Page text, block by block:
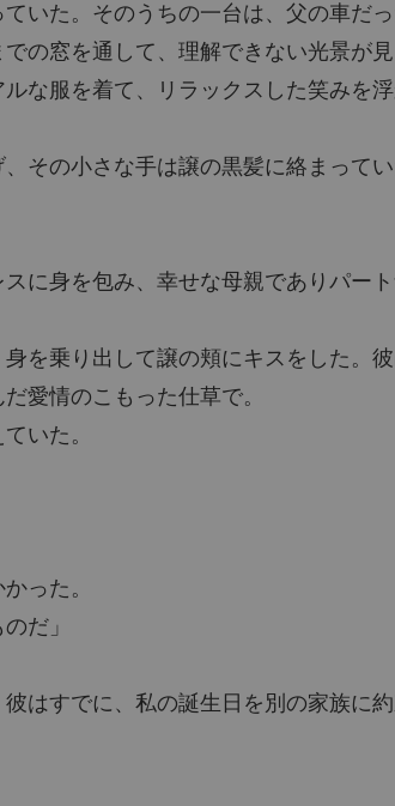
いた。そのうちの一台は、父の車だっ
の窓を通して、理解できない光景が見
な服を着て、リラックスした笑みを
その小さな手は譲の黒髪に絡まってい
に身を包み、幸せな母親でありパー
を乗り出して譲の頬にキスをした。
愛情のこもった仕草で。
いた。
った。
だ」
はすでに、私の誕生日を別の家族に